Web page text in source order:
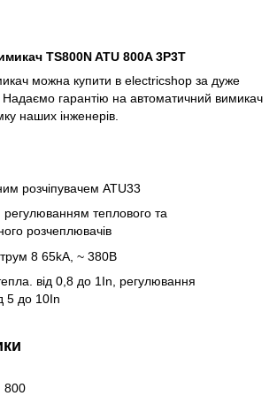
TS800N ATU 800A 3P3T
можна купити в electricshop за дуже
Надаємо гарантію на автоматичний вимикач
наших інженерів.
розчіпувачем ATU33
регулюванням теплового та
розчеплювачів
8 65kA, ~ 380В
від 0,8 до 1In, регулювання
5 до 10In
800